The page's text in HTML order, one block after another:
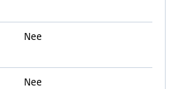
Nee
Nee